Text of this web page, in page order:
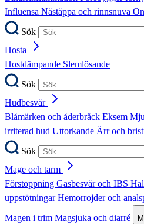
Influensa Nästäppa och rinnsnuva
Sök
Hosta
Hostdämpande Slemlösande
Sök
Hudbesvär
Blåmärken och åderbråck Eksem
irriterad hud Uttorkande Ärr och
Sök
Mage och tarm
Förstoppning Gasbesvär och IBS
uppstötningarHemorrojder och
Magen i trim Magsjuka och diarré